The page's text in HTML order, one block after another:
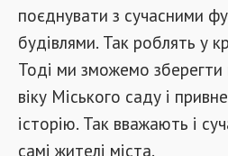
поєднувати з сучасними
будівлями. Так роблять у
Тоді ми зможемо
віку Міського саду і
історію. Так вважають і
самі жителі міста.